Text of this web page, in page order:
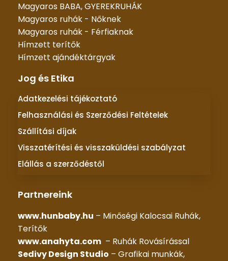
Magyaros BABA, GYEREKRUHÁK
Magyaros ruhák - Nőknek
Magyaros ruhák - Férfiaknak
Hímzett terítők
Hímzett ajándéktárgyak
Jog és Etika
Adatkezelési tájékoztató
Felhasználási és Szerződési Feltételek
Szállítási díjak
Visszatérítési és visszaküldési szabályzat
Elállás a szerződéstől
Partnereink
www.hunbaby.hu – Minőségi Kalocsai Ruhák,
Terítők
www.anahyta.com – Ruhák Rovásírással
Sedivy Design Studio – Grafikai munkák,